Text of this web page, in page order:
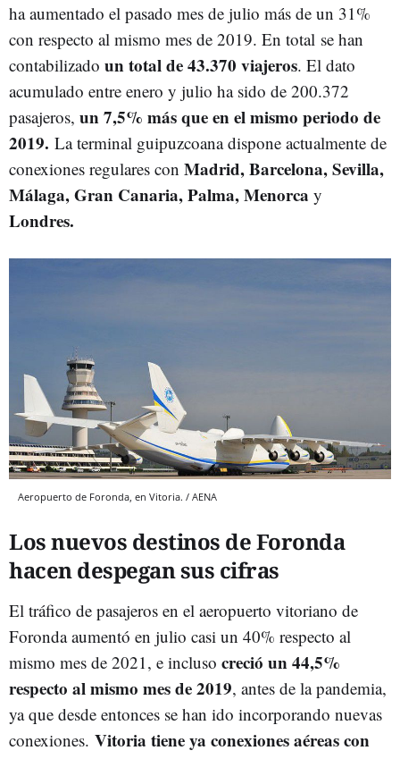
ha aumentado el pasado mes de julio más de un 31%
con respecto al mismo mes de 2019. En total se han
contabilizado un total de 43.370 viajeros. El dato
acumulado entre enero y julio ha sido de 200.372
pasajeros, un 7,5% más que en el mismo periodo de
2019. La terminal guipuzcoana dispone actualmente de
conexiones regulares con Madrid, Barcelona, Sevilla,
Málaga, Gran Canaria, Palma, Menorca y
Londres.
Aeropuerto de Foronda, en Vitoria. / AENA
Los nuevos destinos de Foronda
hacen despegan sus cifras
El tráfico de pasajeros en el aeropuerto vitoriano de
Foronda aumentó en julio casi un 40% respecto al
mismo mes de 2021, e incluso creció un 44,5%
respecto al mismo mes de 2019, antes de la pandemia,
ya que desde entonces se han ido incorporando nuevas
conexiones. Vitoria tiene ya conexiones aéreas con